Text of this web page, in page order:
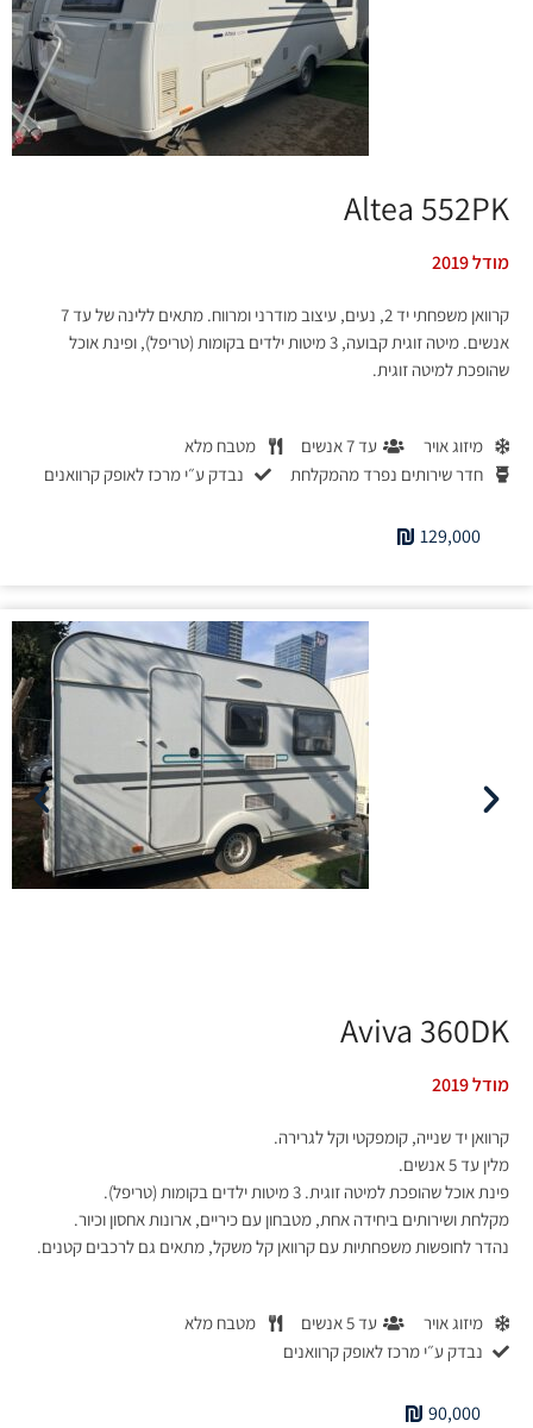
Altea 552PK
מודל 2019
קרוואן משפחתי יד 2, נעים, עיצוב מודרני ומרווח. מתאים ללינה של עד 7
אנשים. מיטה זוגית קבועה, 3 מיטות ילדים בקומות (טריפל), ופינת אוכל
שהופכת למיטה זוגית.
מיזוג אויר עד 7 אנשים
מטבח מלא
חדר שירותים נפרד מהמקלחת
נבדק ע״י מרכז לאופק קרוואנים
129,000
Aviva 360DK
מודל 2019
קרוואן יד שנייה, קומפקטי וקל לגרירה.
מלין עד 5 אנשים.
פינת אוכל שהופכת למיטה זוגית. 3 מיטות ילדים בקומות (טריפל).
מקלחת ושירותים ביחידה אחת, מטבחון עם כיריים, ארונות אחסון וכיור.
נהדר לחופשות משפחתיות עם קרוואן קל משקל, מתאים גם לרכבים קטנים.
מיזוג אויר עד 5 אנשים
מטבח מלא
נבדק ע״י מרכז לאופק קרוואנים
90,000